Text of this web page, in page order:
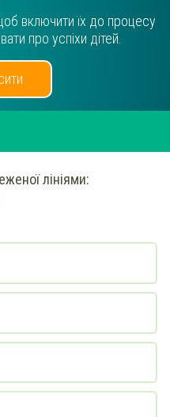
включити їх до процесу
про успіхи дітей.
лініями: